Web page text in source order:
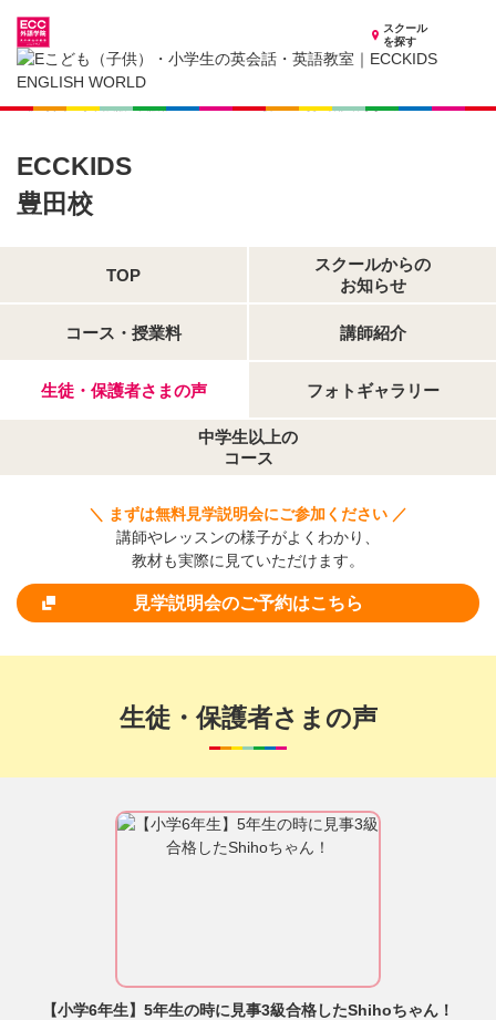
スクール
を探す
愛知県の子供英会話・英語教室
子供（小学生）英会話・英語教室 ECCKIDS 豊田校
生徒・保護者さまの声
ECCKIDS
豊田校
TOP
スクールからの
お知らせ
コース・授業料 講師紹介
生徒・保護者さまの声 フォトギャラリー
中学生以上の
コース
＼ まずは無料見学説明会にご参加ください ／
講師やレッスンの様子がよくわかり、
教材も実際に見ていただけます。
見学説明会のご予約はこちら
生徒・保護者さまの声
【小学6年生】5年生の時に見事3級合格したShihoちゃん！